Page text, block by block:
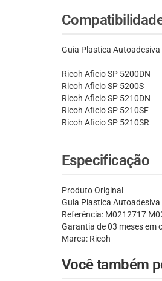
Guia Plastica
Ricoh Aficio SP 5200DN
Ricoh Aficio SP 5200S
Ricoh Aficio SP 5210DN
Ricoh Aficio SP 5210SF
Ricoh Aficio SP 5210SR
Especificação
Produto Original
Guia Plastica Autoadesiva
Referência: M0212717
Garantia de 03 meses em
Marca: Ricoh
Você também